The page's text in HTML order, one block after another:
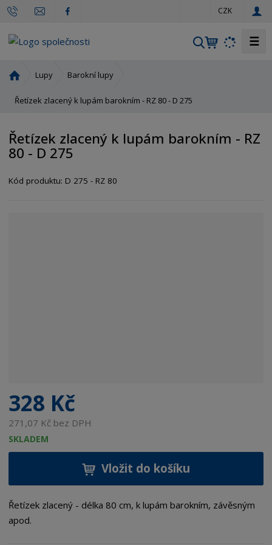
CZK
V
t
☰
o
í
s
r
Lupy Barokní lupy
Řetízek zlacený k lupám barokním - RZ 80 - D 275
Řetízek zlacený k lupám barokním - RZ
80 - D 275
Kód produktu: D 275 - RZ 80
328 Kč
271,07 Kč bez DPH
SKLADEM
Vložit do košíku
Řetízek zlacený - délka 80 cm, k lupám barokním, závěsným
apod.